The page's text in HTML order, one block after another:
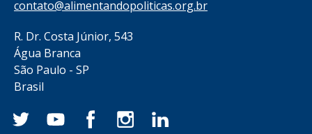
contato@alimentandopoliticas.org.br
R. Dr. Costa Júnior, 543
Água Branca
São Paulo - SP
Brasil